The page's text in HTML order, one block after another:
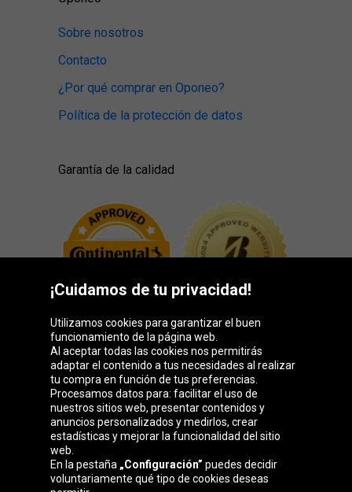
Sobre nosotros
Contacto
¿Por qué comprar en Oponeo?
Política de la protección de datos
Garantía de la calidad
Grupo Oponeo
Belgique
republika
¡Cuidamos de tu privacidad!
Utilizamos cookies para garantizar el buen
funcionamiento de la página web.
Al aceptar todas las cookies nos permitirás
adaptar el contenido a tus necesidades al realizar
tu compra en función de tus preferencias.
Procesamos datos para: facilitar el uso de
nuestros sitios web, presentar contenidos y
anuncios personalizados y medirlos, crear
estadísticas y mejorar la funcionalidad del sitio
web.
En la pestaña „Configuración” puedes decidir
voluntariamente qué tipo de cookies deseas